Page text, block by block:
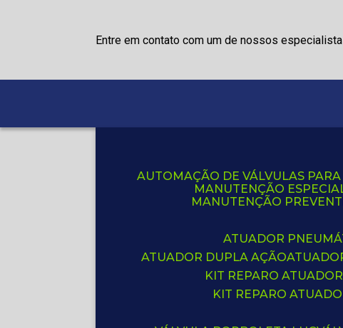
Entre em contato com um de nossos
AUTOMAÇÃO DE VÁLVULAS
MANUTENÇÃO
MANUTENÇÃO
ATUADOR
ATUADOR DUPLA AÇÃO
KIT REPARO
KIT REPARO